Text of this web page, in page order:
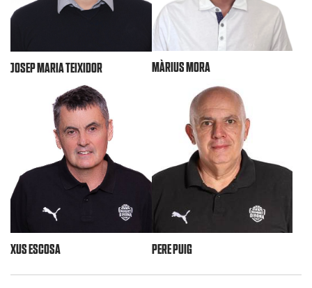
JOSEP MARIA TEIXIDOR MÀRIUS MORA
XUS ESCOSA PERE PUIG